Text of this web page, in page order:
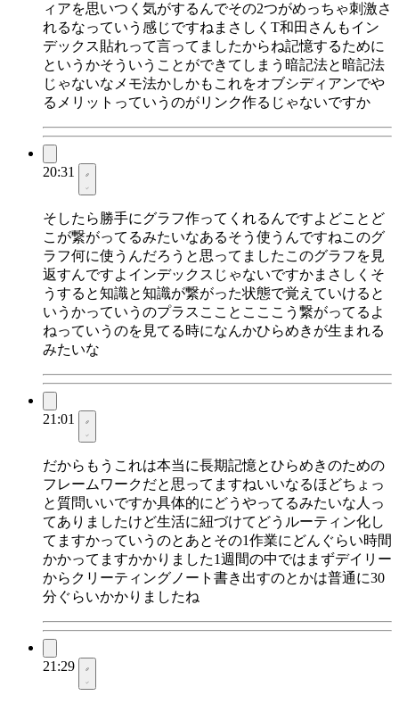
ィアを思いつく気がするんでその2つがめっちゃ刺激さ
れるなっていう感じですねまさしくT和田さんもイン
デックス貼れって言ってましたからね記憶するために
というかそういうことができてしまう暗記法と暗記法
じゃないなメモ法かしかもこれをオブシディアンでや
るメリットっていうのがリンク作るじゃないですか
20:31
そしたら勝手にグラフ作ってくれるんですよどことど
こが繋がってるみたいなあるそう使うんですねこのグ
ラフ何に使うんだろうと思ってましたこのグラフを見
返すんですよインデックスじゃないですかまさしくそ
うすると知識と知識が繋がった状態で覚えていけると
いうかっていうのプラスこことこここう繋がってるよ
ねっていうのを見てる時になんかひらめきが生まれる
みたいな
21:01
だからもうこれは本当に長期記憶とひらめきのための
フレームワークだと思ってますねいいなるほどちょっ
と質問いいですか具体的にどうやってるみたいな人っ
てありましたけど生活に紐づけてどうルーティン化し
てますかっていうのとあとその1作業にどんぐらい時間
かかってますかかりました1週間の中ではまずデイリー
からクリーティングノート書き出すのとかは普通に30
分ぐらいかかりましたね
21:29